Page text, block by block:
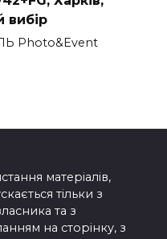
вибір
Photo&Event
матеріалів,
тільки з
та з
на сторінку, з